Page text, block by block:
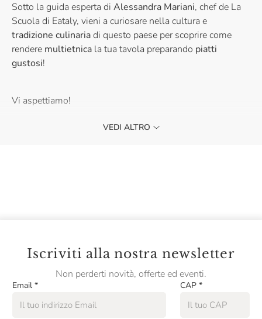
Sotto la guida esperta di Alessandra Mariani, chef de La
Scuola di Eataly, vieni a curiosare nella cultura e
tradizione culinariadi questo paese per scoprire come
rendere multietnica la tua tavola preparando piatti
gustosi!
Vi aspettiamo!
VEDI ALTRO
Iscriviti alla nostra newsletter
Non perderti novità, offerte ed eventi.
Email * CAP *